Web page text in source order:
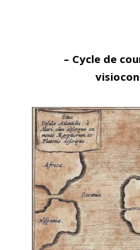
– Cycle de